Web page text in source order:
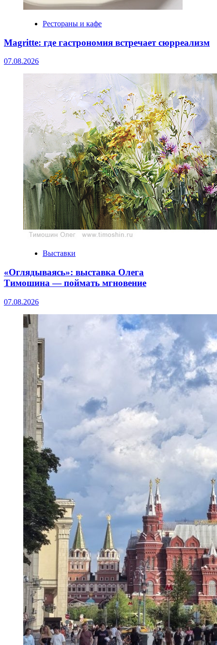
Рестораны и кафе
Magritte: где гастрономия встречает сюрреализм
07.08.2026
Выставки
«Оглядываясь»: выставка Олега
Тимошина — поймать мгновение
07.08.2026